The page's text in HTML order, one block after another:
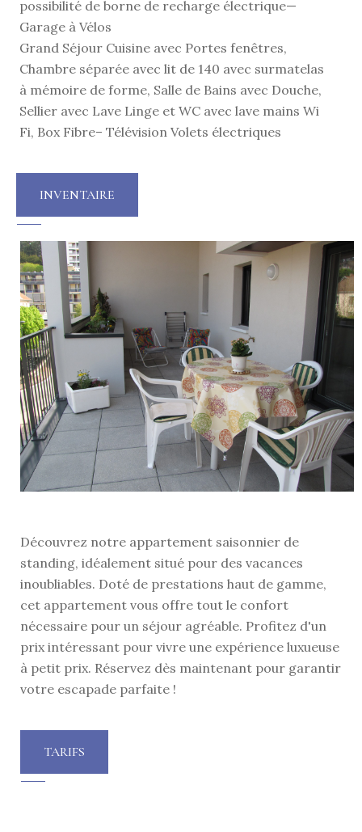
possibilité de borne de recharge électrique—
Garage à Vélos
Grand Séjour Cuisine avec Portes fenêtres,
Chambre séparée avec lit de 140 avec surmatelas
à mémoire de forme, Salle de Bains avec Douche,
Sellier avec Lave Linge et WC avec lave mains Wi
Fi, Box Fibre– Télévision Volets électriques
INVENTAIRE
Découvrez notre appartement saisonnier de
standing, idéalement situé pour des vacances
inoubliables. Doté de prestations haut de gamme,
cet appartement vous offre tout le confort
nécessaire pour un séjour agréable. Profitez d'un
prix intéressant pour vivre une expérience luxueuse
à petit prix. Réservez dès maintenant pour garantir
votre escapade parfaite !
TARIFS